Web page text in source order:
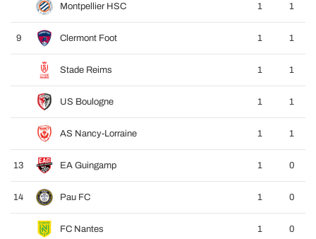
Montpellier HSC 1 1
9 Clermont Foot 1 1
Stade Reims 1 1
US Boulogne 1 1
AS Nancy-Lorraine 1 1
13 EA Guingamp 1 0
14 Pau FC 1 0
FC Nantes 1 0